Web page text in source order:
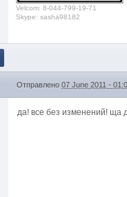
Velcom: 8-044-799-19-71
Skype: sasha98182
Отправлено07 June 2011 -
да! все без изменений! ща